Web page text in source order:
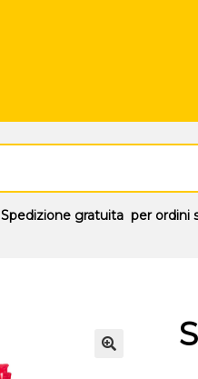
Spedizione gratuitaper ordini